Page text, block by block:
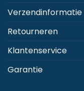
Verzendinformatie
Retourneren
Klantenservice
Garantie